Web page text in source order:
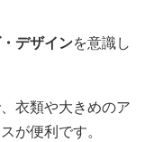
デザインを意識し
衣類や大きめのア
が便利です。